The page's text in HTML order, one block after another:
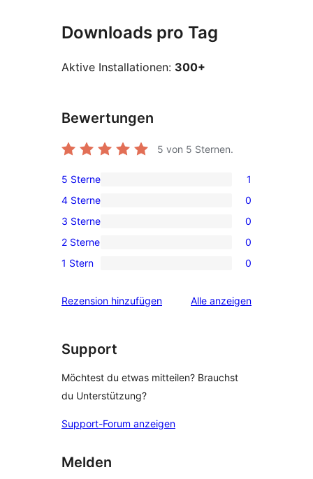
Downloads pro Tag
Aktive Installationen: 300+
Bewertungen
5 von 5 Sternen.
1 5-
Sterne-
Rezension
5 Sterne 1
0 4-
Sterne-
Rezensionen
4 Sterne 0
0 3-
Sterne-
Rezensionen
3 Sterne 0
0 2-
Sterne-
2 Sterne 0
0 1-
Rezensionen
1 Stern 0
Rezension hinzufügen Alle Rezensionen
anzeigen
Support
Möchtest du etwas mitteilen? Brauchst
du Unterstützung?
Support-Forum anzeigen
Melden